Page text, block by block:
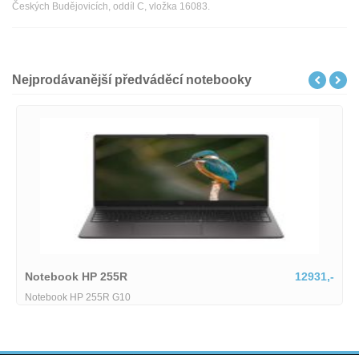
Českých Budějovicích, oddíl C, vložka 16083.
Nejprodávanější předváděcí notebooky
Notebook HP 255R 12931,-
Notebook HP 255R G10